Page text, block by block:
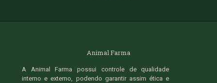
Animal Farma
A Animal Farma possui controle de qualidade
interno e externo, podendo garantir assim ética e